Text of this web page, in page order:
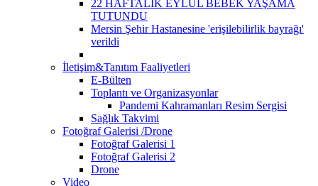
22 HAFTALIK EYLÜL BEBEK YAŞAMA
TUTUNDU
Mersin Şehir Hastanesine 'erişilebilirlik bayrağı'
verildi
İletişim&Tanıtım Faaliyetleri
E-Bülten
Toplantı ve Organizasyonlar
Pandemi Kahramanları Resim Sergisi
Sağlık Takvimi
Fotoğraf Galerisi /Drone
Fotoğraf Galerisi 1
Fotoğraf Galerisi 2
Drone
Video